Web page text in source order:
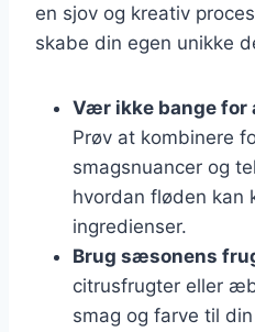
en sjov og kreativ
skabe din egen unikke
Vær ikke bange for
Prøv at kombinere
smagsnuancer og
hvordan fløden kan
ingredienser.
Brug sæsonens
citrusfrugter eller
smag og farve til